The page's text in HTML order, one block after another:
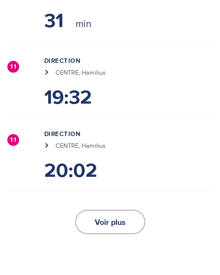
31
11
DIRECTION
CENTRE, Hamilius
19:32
11
DIRECTION
CENTRE, Hamilius
20:02
Voir plus